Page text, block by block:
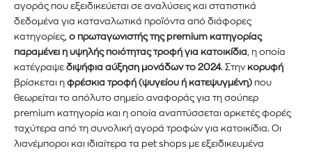
αγοράς που εξειδικεύεται σε αναλύσεις και στατιστικά
δεδομένα για καταναλωτικά προϊόντα από διάφορες
κατηγορίες, ο πρωταγωνιστής της premium κατηγορίας
παραμένει η υψηλής ποιότητας τροφή για κατοικίδια, η οποία
κατέγραψε διψήφια αύξηση μονάδων το 2024. Στην κορυφή
βρίσκεται η φρέσκια τροφή (ψυγείου ή κατεψυγμένη) που
θεωρείται το απόλυτο σημείο αναφοράς για τη σούπερ
premium κατηγορία και η οποία αναπτύσσεται αρκετές φορές
ταχύτερα από τη συνολική αγορά τροφών για κατοικίδια. Οι
λιανέμποροι και ιδιαίτερα τα pet shops με εξειδικευμένα